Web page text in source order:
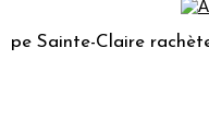
Sainte-Claire rachète